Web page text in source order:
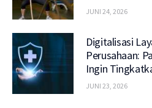
JUNI 24, 2026
Digitalisasi
Perusahaan:
Ingin
JUNI 23, 2026